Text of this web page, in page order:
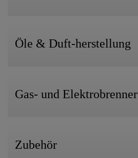
Öle & Duft-herstellung
Gas- und Elektrobrenner
Zubehör